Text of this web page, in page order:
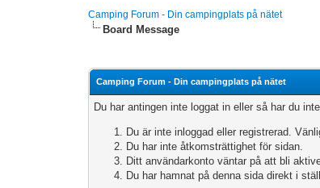
Camping Forum - Din campingplats på nätet
Board Message
Camping Forum - Din campingplats på nätet
Du har antingen inte loggat in eller så har du
Du är inte inloggad eller registrerad.
Du har inte åtkomsträttighet för sidan.
Ditt användarkonto väntar på att bli
Du har hamnat på denna sida direkt i